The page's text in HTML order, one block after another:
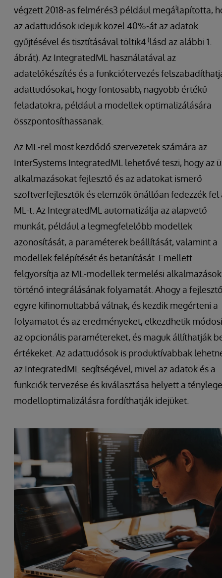
végzett 2018-as felmérés3 például megállapította,
az adattudósok idejük közel 40%-át az adatok
gyűjtésével és tisztításával töltik4 (lásd az alábbi 1.
ábrát). Az IntegratedML használatával az
adatelőkészítés és a funkciótervezés
adattudósokat, hogy fontosabb, nagyobb értékű
feladatokra, például a modellek optimalizálására
összpontosíthassanak.
Az ML-rel most kezdődő szervezetek számára az
InterSystems IntegratedML lehetővé teszi, hogy az
alkalmazásokat fejlesztő és az adatokat ismerő
szoftverfejlesztők és elemzők önállóan fedezzék fel
ML-t. Az IntegratedML automatizálja az alapvető
munkát, például a legmegfelelőbb modellek
azonosítását, a paraméterek beállítását, valamint a
modellek felépítését és betanítását. Emellett
felgyorsítja az ML-modellek termelési
történő integrálásának folyamatát. Ahogy a
egyre kifinomultabbá válnak, és kezdik megérteni a
folyamatot és az eredményeket, elkezdhetik
az opcionális paramétereket, és maguk állíthatják
értékeket. Az adattudósok is produktívabbak
az IntegratedML segítségével, mivel az adatok és a
funkciók tervezése és kiválasztása helyett a
modelloptimalizálásra fordíthatják idejüket.